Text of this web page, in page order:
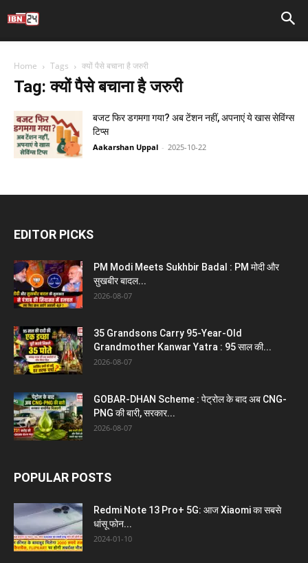
Home Tags क्यों पैसे बचाना है जरुरी
Tag: क्यों पैसे बचाना है जरुरी
बजट फिर डगमगा गया? अब टेंशन नहीं, अपनाएं ये खास सेविंग्स
टिप्स
Aakarshan Uppal - 2025-10-22
EDITOR PICKS
PM Modi Meets Sukhbir Badal : PM मोदी और
सुखबीर बादल...
2026-08-07
35 Grandsons Carry 95-Year-Old
Grandmother Kanwar Yatra : 95 साल की...
2026-08-07
GOBAR-DHAN Scheme : पेट्रोल के बाद अब CNG-
PNG की बारी, सरकार...
2026-08-07
POPULAR POSTS
Redmi Note 13 Pro+ 5G: आज Xiaomi का सबसे
धांसू फोन...
2024-01-10